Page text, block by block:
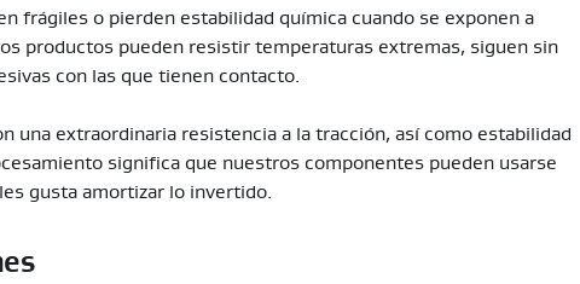
frágiles o pierden estabilidad química cuando se exponen a
productos pueden resistir temperaturas extremas, siguen sin
con las que tienen contacto.
una extraordinaria resistencia a la tracción, así como estabilidad
significa que nuestros componentes pueden usarse
gusta amortizar lo invertido.